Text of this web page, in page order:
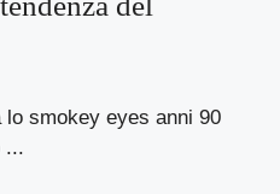
lo smokey eyes anni 90
...